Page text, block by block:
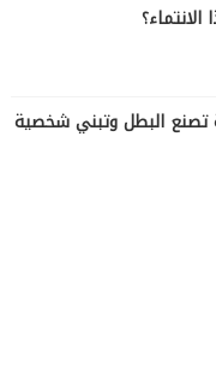
تصنع البطل وتبني شخصية